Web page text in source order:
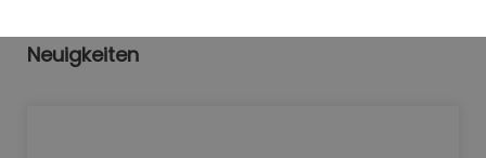
Neuigkeiten